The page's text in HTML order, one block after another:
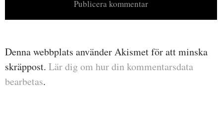
Denna webbplats använder Akismet för att minska
skräppost. Lär dig om hur din kommentarsdata
bearbetas.